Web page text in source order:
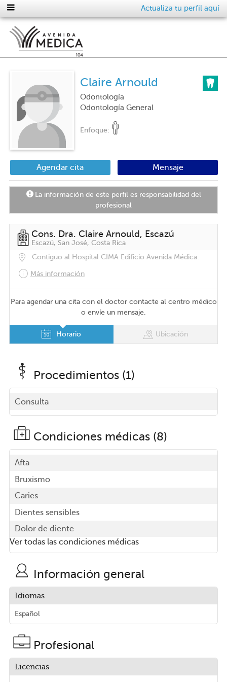
Actualiza tu perfil aquí
Claire Arnould
Odontología
Odontología General
Enfoque:
Agendar cita Mensaje
La información de este perfil es responsabilidad del
profesional
Cons. Dra. Claire Arnould, Escazú
Escazú, San José, Costa Rica
Contiguo al Hospital CIMA Edificio Avenida Médica.
Más información
Para agendar una cita con el doctor contacte al centro médico
o envíe un mensaje.
Horario Ubicación
Procedimientos (1)
Consulta
Condiciones médicas (8)
Afta
Bruxismo
Caries
Dientes sensibles
Dolor de diente
Ver todas las condiciones médicas
Información general
Idiomas
Español
Profesional
Licencias